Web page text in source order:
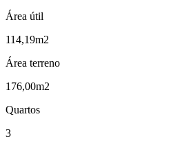
Área útil
114,19m2
Área terreno
176,00m2
Quartos
3